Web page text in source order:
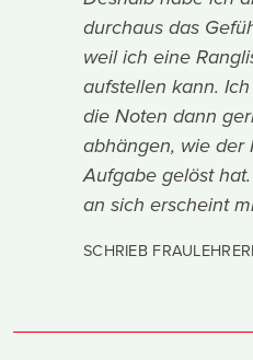
durchaus das
weil ich eine
aufstellen kann.
die Noten dann
abhängen, wie der
Aufgabe gelöst
an sich erscheint
SCHRIEB